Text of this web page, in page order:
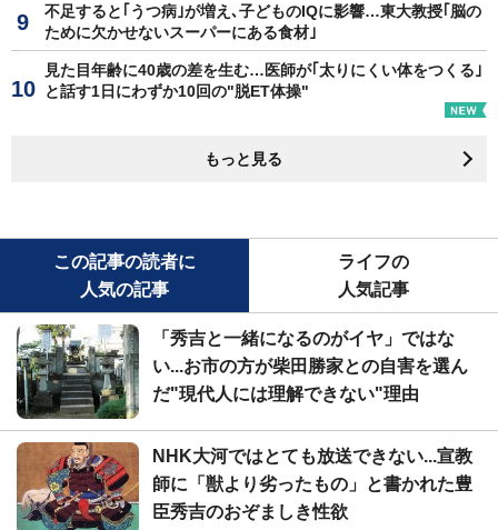
不足すると｢うつ病｣が増え､子どものIQに影響…東大教授｢脳の
ために欠かせないスーパーにある食材｣
見た目年齢に40歳の差を生む…医師が｢太りにくい体をつくる｣
と話す1日にわずか10回の"脱ET体操"
もっと見る
この記事の読者に
人気の記事
ライフの
人気記事
「秀吉と一緒になるのがイヤ」ではな
い...お市の方が柴田勝家との自害を選ん
だ"現代人には理解できない"理由
NHK大河ではとても放送できない...宣教
師に「獣より劣ったもの」と書かれた豊
臣秀吉のおぞましき性欲